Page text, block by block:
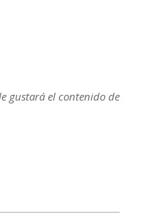
gustará el contenido de